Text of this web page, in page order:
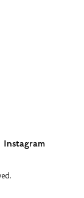
Instagram